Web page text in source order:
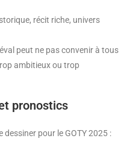
récit riche, univers
peut ne pas convenir à tous
ambitieux ou trop
pronostics
pour le GOTY 2025 :